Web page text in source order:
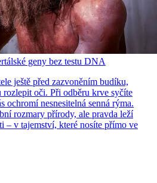
geny bez testu DNA
ještě před zazvoněním budíku,
oči. Při odběru krve syčíte
ochromí nesnesitelná senná rýma.
rozmary přírody, ale pravda leží
– v tajemství, které nosíte přímo ve